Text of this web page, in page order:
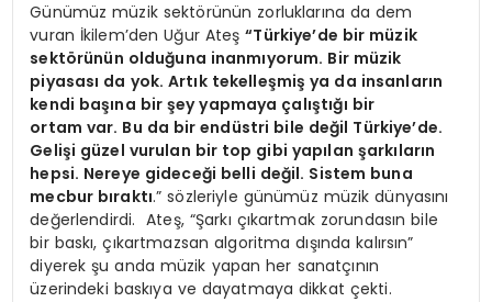
Günümüz müzik sektörünün zorluklarına da dem
vuran İkilem’den Uğur Ateş“Türkiye’de bir müzik
sektörünün olduğuna inanmıyorum. Bir müzik
piyasası da yok. Artık tekelleşmiş ya da insanların
kendi başına bir şey yapmaya çalıştığı bir
ortam var. Bu da bir endüstri bile değil Türkiye’de.
Gelişi güzel vurulan bir top gibi yapılan şarkıların
hepsi. Nereye gideceği belli değil. Sistem buna
mecbur bıraktı.” sözleriyle günümüz müzik dünyasını
değerlendirdi. Ateş, “Şarkı çıkartmak zorundasın bile
bir baskı, çıkartmazsan algoritma dışında kalırsın”
diyerek şu anda müzik yapan her sanatçının
üzerindeki baskıya ve dayatmaya dikkat çekti.